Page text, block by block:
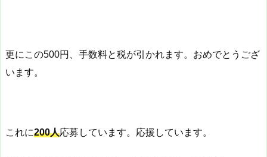
更にこの500円、手数料と税が引かれます。おめでとうござ
います。
これに200人応募しています。応援しています。